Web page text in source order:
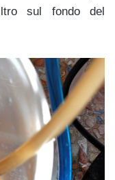
sul fondo del